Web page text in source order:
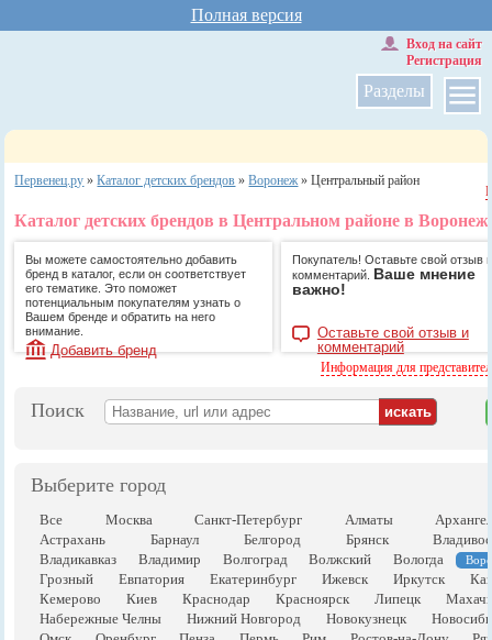
Полная версия
Разделы
Вход на сайт
Регистрация
Первенец.ру »Каталог детских брендов »Воронеж»Центральный район
Каталог детских брендов в Центральном районе в
Вы можете самостоятельно добавить
бренд в каталог, если он соответствует
его тематике. Это поможет
потенциальным покупателям узнать о
Вашем бренде и обратить на него
внимание.
Добавить бренд
Покупатель! Оставьте свой отзыв и
комментарий. Ваше мнение
важно!
Оставьте свой отзыв и
комментарий
Информация для
Поиск
Выберите город
Все Москва Санкт-Петербург Алматы
Астрахань
Барнаул Белгород Брянск
Владикавказ
Владимир Волгоград Волжский Вологда
Грозный Евпатория Екатеринбург Ижевск Иркутск
Кемерово
Киев Краснодар Красноярск Липецк
Набережные Челны
Нижний Новгород Новокузнецк